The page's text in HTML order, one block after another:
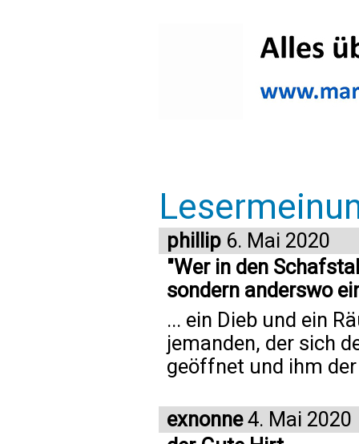
phillip 6. Mai 2020
"Wer in den
sondern anderswo
... ein Dieb und ein
jemanden, der sich
geöffnet und ihm
exnonne4. Mai 2020